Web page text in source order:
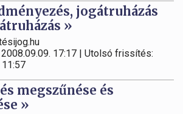
jogátruházás
»
17:17 | Utolsó frissítés:
megszűnése és
»